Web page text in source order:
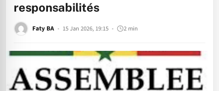
responsabilités
Faty BA 15 Jan 2026, 19:15 2 min